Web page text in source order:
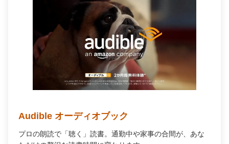
Audible オーディオブック
プロの朗読で「聴く」読書。通勤中や家事の合間が、あな